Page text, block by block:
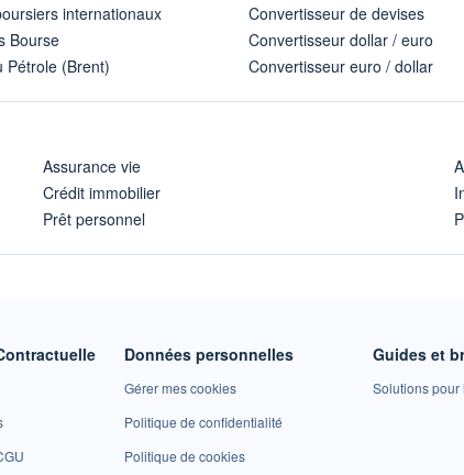
internationaux
Bourse
Pétrole (Brent)
Convertisseur de devises
Convertisseur dollar / euro
Convertisseur euro / dollar
Assurance vie
Crédit immobilier
Prêt personnel
Données personnelles
Gérer mes cookies
Politique de confidentialité
Politique de cookies
Guides et
Solutions